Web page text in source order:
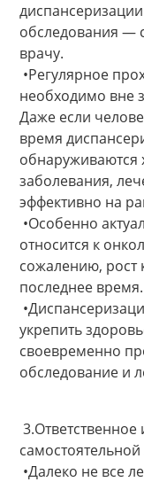
диспансеризации
обследования —
врачу.
•Регулярное
необходимо вне
Даже если
время
заболевания,
эффективно на
•Особенно
относится к
сожалению, рост
последнее время.
укрепить
своевременно
обследование и
•Далеко не все